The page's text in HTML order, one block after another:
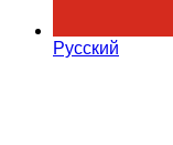
Русский